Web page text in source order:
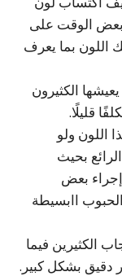
بعض الوقت على
اللون بما يعرف
الكثيرون
قليلًا.
اللون ولو
بالصورة فقط من خلال فلتر Pecan الرائع بحيث
بعض
اابسيطة
الكثيرين فيما
دقيق بشكل كبير.